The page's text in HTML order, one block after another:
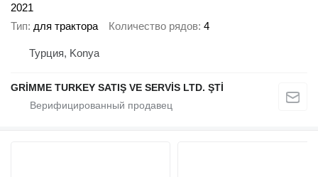
2021
Тип для трактора Количество рядов 4
Турция, Konya
GRİMME TURKEY SATIŞ VE SERVİS LTD. ŞTİ